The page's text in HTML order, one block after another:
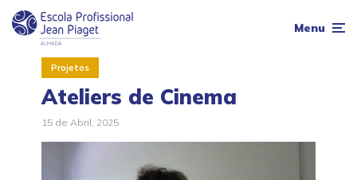
Menu
Projetos
Ateliers de Cinema
15 de Abril, 2025